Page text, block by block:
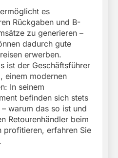
es
Rückgaben und B-
zu generieren –
dadurch gute
erwerben.
ist der Geschäftsführer
einem modernen
In seinem
befinden sich stets
warum das so ist und
Retourenhändler beim
profitieren, erfahren Sie